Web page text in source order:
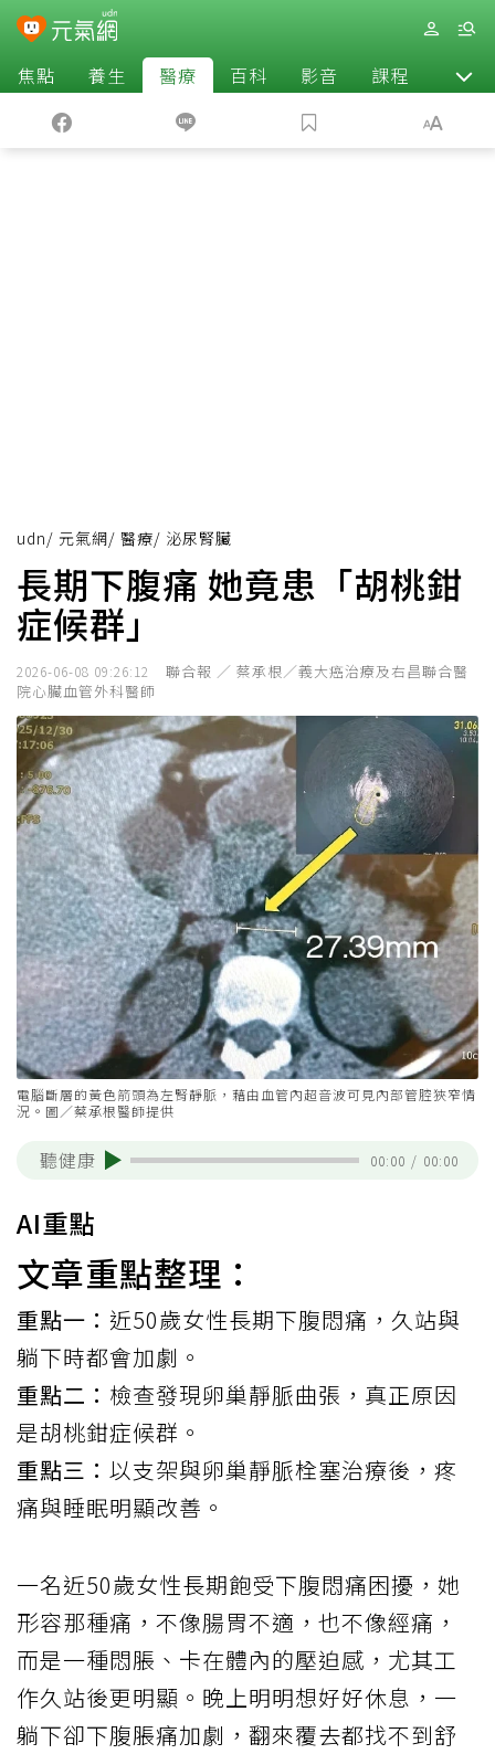
焦點 養生 醫療 百科 影音 課程 退休
udn/ 元氣網/ 醫療/ 泌尿腎臟
長期下腹痛 她竟患「胡桃鉗
症候群」
2026-06-08 09:26:12
聯合報 ／ 蔡承根／義大癌治療及右昌聯合醫
院心臟血管外科醫師
電腦斷層的黃色箭頭為左腎靜脈，藉由血管內超音波可見內部管腔狹窄情
況。圖／蔡承根醫師提供
聽健康 00:00 / 00:00
AI重點
文章重點整理：
重點一： 近50歲女性長期下腹悶痛，久站與
躺下時都會加劇。
重點二： 檢查發現卵巢靜脈曲張，真正原因
是胡桃鉗症候群。
重點三： 以支架與卵巢靜脈栓塞治療後，疼
痛與睡眠明顯改善。
一名近50歲女性長期飽受下腹悶痛困擾，她
形容那種痛，不像腸胃不適，也不像經痛，
而是一種悶脹、卡在體內的壓迫感，尤其工
作久站後更明顯。晚上明明想好好休息，一
躺下卻下腹脹痛加劇，翻來覆去都找不到舒